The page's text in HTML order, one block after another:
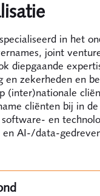
in het
joint
diepgaande
en zekerheden en
(inter)nationale
cliënten bij in
en
AI-/data-